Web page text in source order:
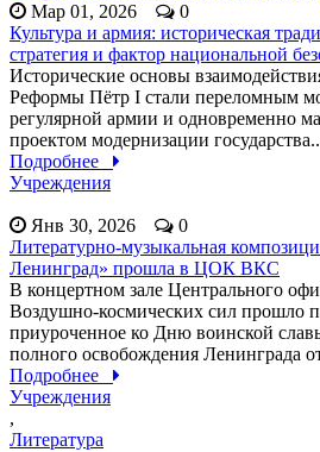
Мар 01, 2026
0
Культура и армия: историческая
стратегия и фактор национальной
Исторические основы
Реформы Пётр I стали переломным
регулярной армии и одновременно
проектом модернизации
Подробнее
Учреждения
Янв 30, 2026
0
Литературно-музыкальная
Ленинград» прошла в ЦОК ВКС
В концертном зале Центрального
Воздушно-космических сил прошло
приуроченное ко Дню воинской
полного освобождения Ленинграда
Подробнее
Учреждения
,
Литература